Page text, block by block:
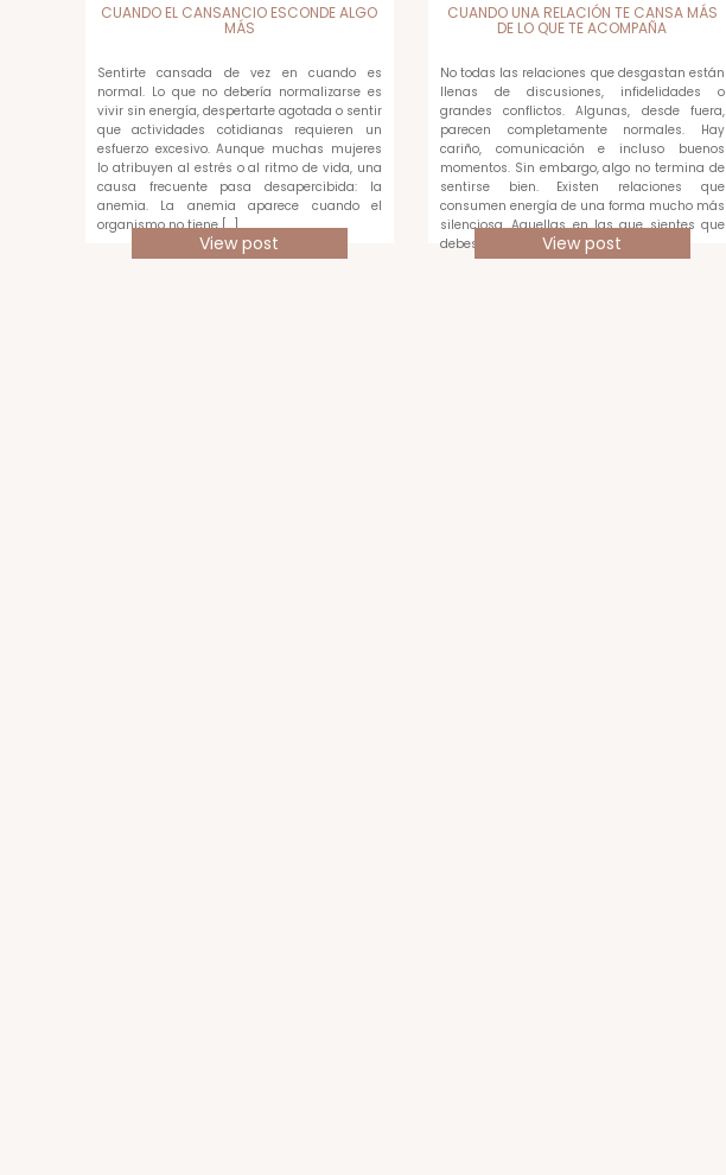
CUANDO EL CANSANCIO ESCONDE ALGO
MÁS
Sentirte cansada de vez en cuando es
normal. Lo que no debería normalizarse es
vivir sin energía, despertarte agotada o sentir
que actividades cotidianas requieren un
esfuerzo excesivo. Aunque muchas mujeres
lo atribuyen al estrés o al ritmo de vida, una
causa frecuente pasa desapercibida: la
anemia. La anemia aparece cuando el
organismo no tiene […]
View post
CUANDO UNA RELACIÓN TE CANSA MÁS
DE LO QUE TE ACOMPAÑA
No todas las relaciones que desgastan están
llenas de discusiones, infidelidades o
grandes conflictos. Algunas, desde fuera,
parecen completamente normales. Hay
cariño, comunicación e incluso buenos
momentos. Sin embargo, algo no termina de
sentirse bien. Existen relaciones que
consumen energía de una forma mucho más
silenciosa. Aquellas en las que sientes que
debes medir cada […]View post